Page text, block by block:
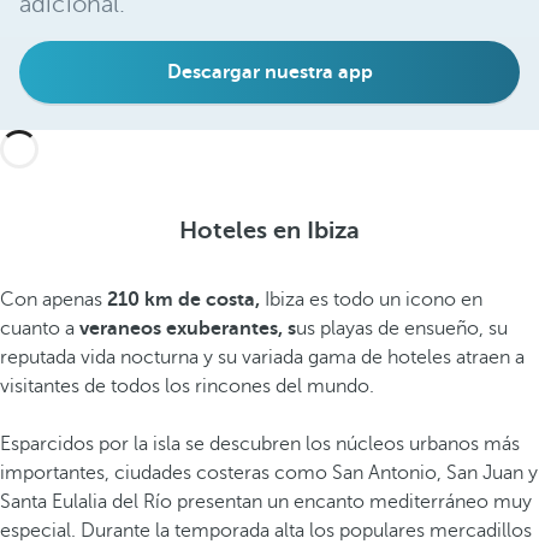
Descargar nuestra app
Hoteles en Ibiza
Con apenas 210 km de costa, Ibiza es todo un icono en
cuanto a veraneos exuberantes, sus playas de ensueño, su
reputada vida nocturna y su variada gama de hoteles atraen a
visitantes de todos los rincones del mundo.
Esparcidos por la isla se descubren los núcleos urbanos más
importantes, ciudades costeras como San Antonio, San Juan y
Santa Eulalia del Río presentan un encanto mediterráneo muy
especial. Durante la temporada alta los populares mercadillos